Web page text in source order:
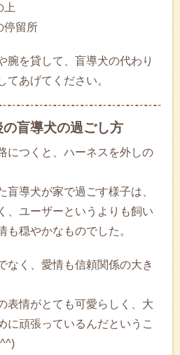
上
停留所
腕を貸して、盲導犬の代わり
てあげてください。
盲導犬の過ごし方
につくと、ハーネスを外しの
盲導犬が家で過ごす様子は、
、ユーザーというよりも飼い
も穏やかなものでした。
なく、愛情も信頼関係の大き
表情がとても可愛らしく、大
に頑張っているんだというこ